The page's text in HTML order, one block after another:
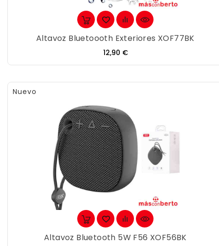
Altavoz Bluetoooth Exteriores XOF77BK
Precio
12,90 €
Nuevo
Altavoz Bluetooth 5W F56 XOF56BK